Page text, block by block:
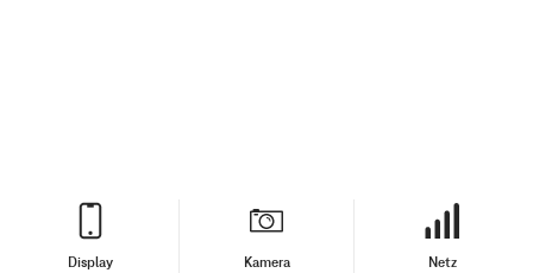
Display
Kamera
Netz